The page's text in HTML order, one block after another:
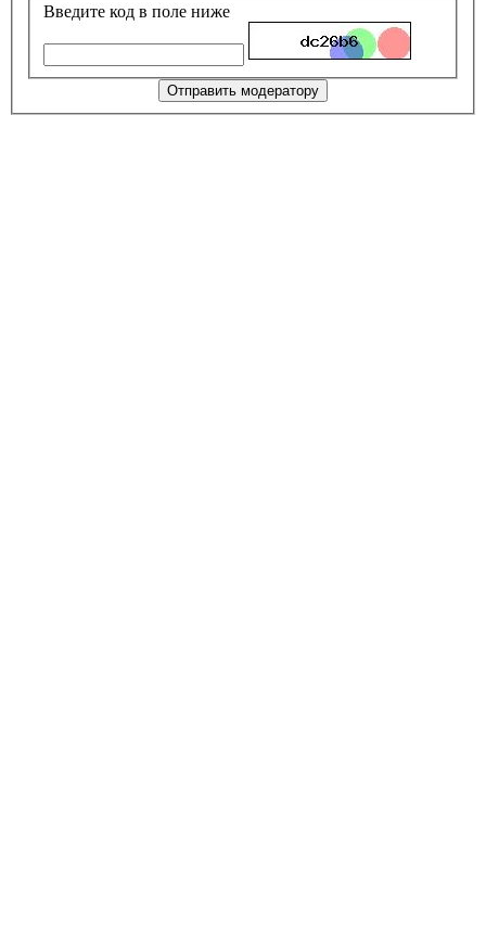
Введите код в поле ниже
Отправить модератору